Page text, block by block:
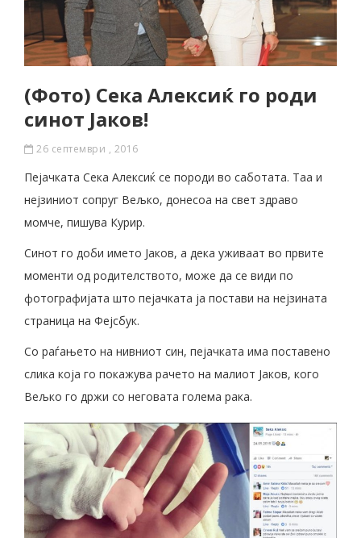
(Фото) Сека Алексиќ го роди
синот Јаков!
26 септември , 2016
Пејачката Сека Алексиќ се породи во саботата. Таа и
нејзиниот сопруг Вељко, донесоа на свет здраво
момче, пишува Курир.
Синот го доби името Јаков, а дека уживаат во првите
моменти од родителството, може да се види по
фотографијата што пејачката ја постави на нејзината
страница на Фејсбук.
Со раѓањето на нивниот син, пејачката има поставено
слика која го покажува рачето на малиот Јаков, кого
Вељко го држи со неговата голема рака.